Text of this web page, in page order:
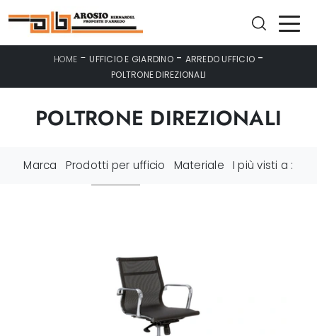
HOME -UFFICIO E GIARDINO- ARREDO UFFICIO -
POLTRONE DIREZIONALI
POLTRONE DIREZIONALI
Marca Prodotti per ufficio Materiale I più visti a :